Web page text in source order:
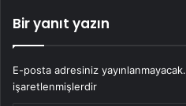
Bir yanıt yazın
E-posta adresiniz yayınlanmayacak.
işaretlenmişlerdir